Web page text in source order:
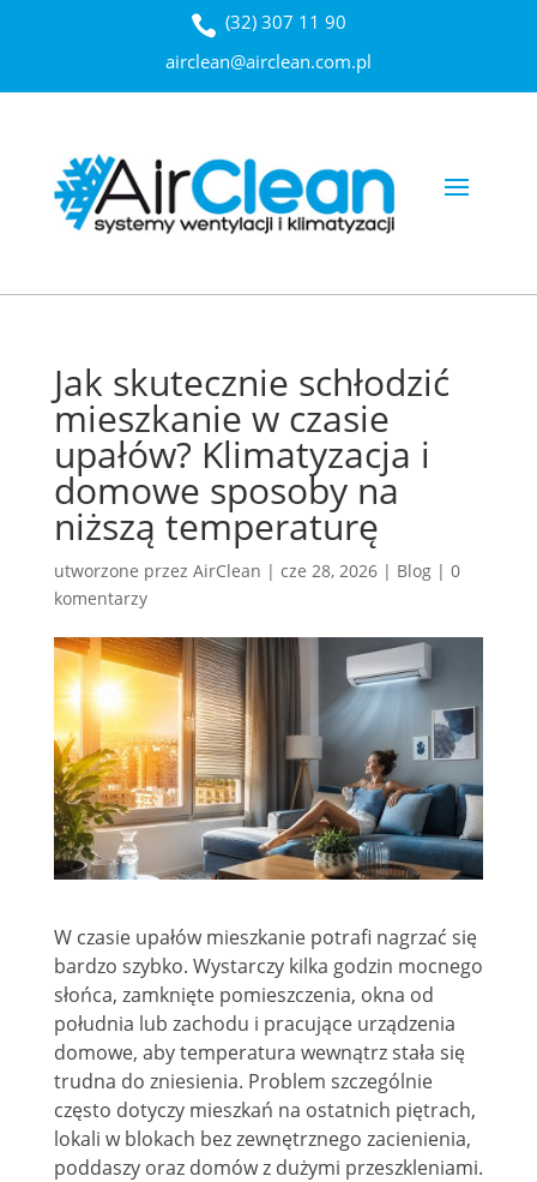
(32) 307 11 90
airclean@airclean.com.pl
Jak skutecznie schłodzić
mieszkanie w czasie
upałów? Klimatyzacja i
domowe sposoby na
niższą temperaturę
utworzone przez AirClean | cze 28, 2026| Blog| 0
komentarzy
W czasie upałów mieszkanie potrafi nagrzać się
bardzo szybko. Wystarczy kilka godzin mocnego
słońca, zamknięte pomieszczenia, okna od
południa lub zachodu i pracujące urządzenia
domowe, aby temperatura wewnątrz stała się
trudna do zniesienia. Problem szczególnie
często dotyczy mieszkań na ostatnich piętrach,
lokali w blokach bez zewnętrznego zacienienia,
poddaszy oraz domów z dużymi przeszkleniami.